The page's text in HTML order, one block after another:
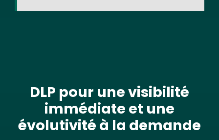
DLP pour une visibilité
immédiate et une
évolutivité à la demande